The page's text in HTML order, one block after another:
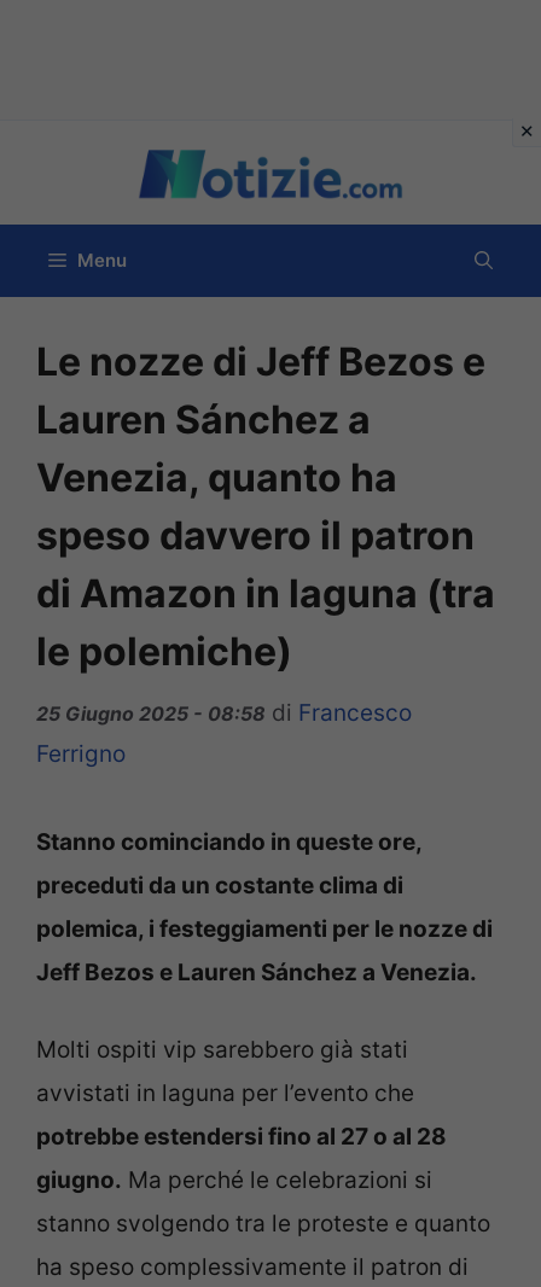
contenuto
Menu
Le nozze di Jeff Bezos e
Lauren Sánchez a
Venezia, quanto ha
speso davvero il patron
di Amazon in laguna (tra
le polemiche)
25 Giugno 2025 - 08:58 di Francesco
Ferrigno
Stanno cominciando in queste ore,
preceduti da un costante clima di
polemica, i festeggiamenti per le nozze di
Jeff Bezos e Lauren Sánchez a Venezia.
Molti ospiti vip sarebbero già stati
avvistati in laguna per l’evento che
potrebbe estendersi fino al 27 o al 28
giugno. Ma perché le celebrazioni si
stanno svolgendo tra le proteste e quanto
ha speso complessivamente il patron di